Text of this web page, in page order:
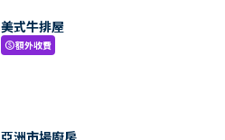
美式牛排屋
paid額外收費
亞洲市場廚房